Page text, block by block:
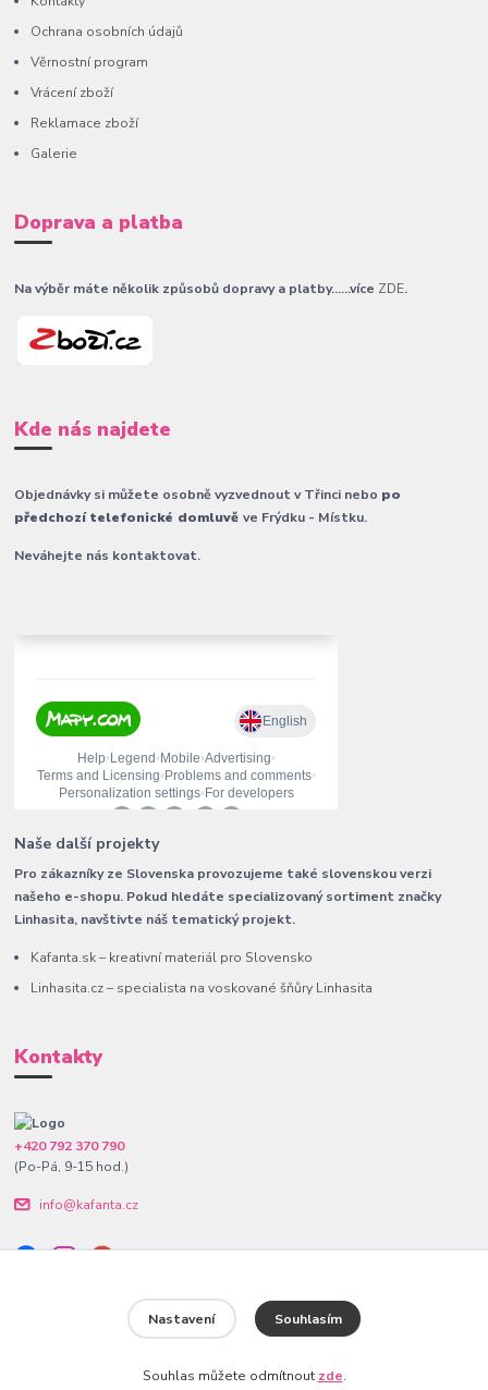
Ochrana osobních údajů
Věrnostní program
Vrácení zboží
Reklamace zboží
Galerie
Doprava a platba
Na výběr máte několik způsobů dopravy a platby......více ZDE.
Kde nás najdete
Objednávky si můžete osobně vyzvednout v Třinci nebo po
předchozí telefonické domluvěve Frýdku - Místku.
Neváhejte nás kontaktovat.
Naše další projekty
Pro zákazníky ze Slovenska provozujeme také slovenskou verzi
našeho e-shopu. Pokud hledáte specializovaný sortiment značky
Linhasita, navštivte náš tematický projekt.
Kafanta.sk – kreativní materiál pro Slovensko
Linhasita.cz – specialista na voskované šňůry Linhasita
Kontakty
+420 792 370 790
(Po-Pá, 9-15 hod.)
info@kafanta.cz
Vytvořeno na
Eshop-rychle.cz
Nastavení Souhlasím
Souhlas můžete odmítnout zde.